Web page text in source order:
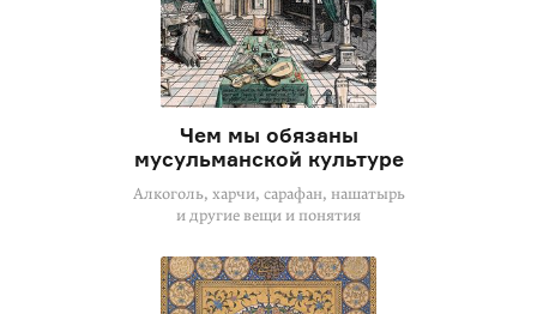
Чем мы обязаны
мусульманской культуре
Алкоголь, харчи, сарафан, нашатырь
и другие вещи и понятия